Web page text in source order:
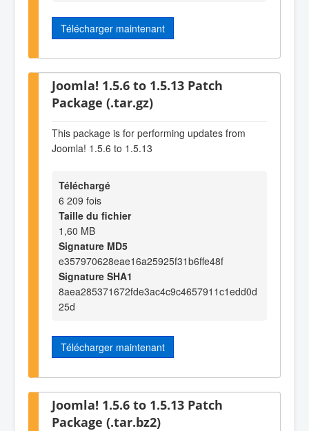
Télécharger maintenant
Joomla! 1.5.6 to 1.5.13 Patch
Package (.tar.gz)
This package is for performing updates from
Joomla! 1.5.6 to 1.5.13
Téléchargé
6 209 fois
Taille du fichier
1,60 MB
Signature MD5
e357970628eae16a25925f31b6ffe48f
Signature SHA1
8aea285371672fde3ac4c9c4657911c1edd0d
25d
Télécharger maintenant
Joomla! 1.5.6 to 1.5.13 Patch
Package (.tar.bz2)